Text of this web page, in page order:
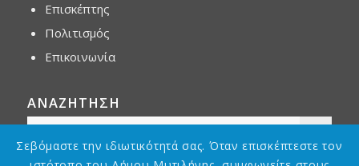
Επισκέπτης
Πολιτισμός
Επικοινωνία
ΑΝΑΖΗΤΗΣΗ
Σεβόμαστε την ιδιωτικότητά σας. Όταν επισκέπτεστε τον